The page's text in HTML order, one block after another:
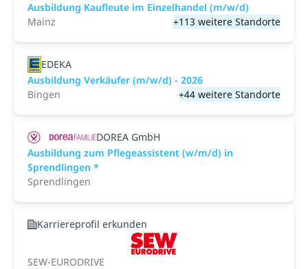
Ausbildung Kaufleute im Einzelhandel (m/w/d)
Mainz
+113 weitere Standorte
EDEKA
Ausbildung Verkäufer (m/w/d) - 2026
Bingen
+44 weitere Standorte
DOREA GmbH
Ausbildung zum Pflegeassistent (w/m/d) in
Sprendlingen *
Sprendlingen
Karriereprofil erkunden
SEW-EURODRIVE